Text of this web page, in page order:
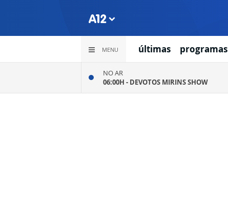
MENU últimas programas
NO AR
06:00H - DEVOTOS MIRINS SHOW